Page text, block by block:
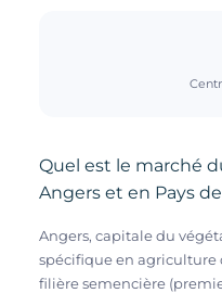
Quel est le marché
Angers et en Pays
Angers, capitale du
spécifique en agriculture
filière semencière